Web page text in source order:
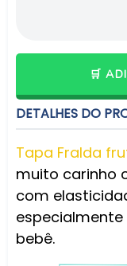
🛒
DETALHES DO
Tapa Fralda
muito carinho
com
bebê.